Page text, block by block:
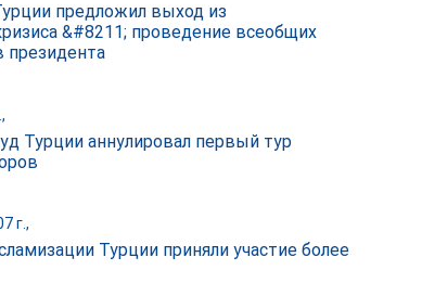
предложил выход из
&#8211; проведение всеобщих
Турции аннулировал первый тур
г.,
Турции приняли участие более